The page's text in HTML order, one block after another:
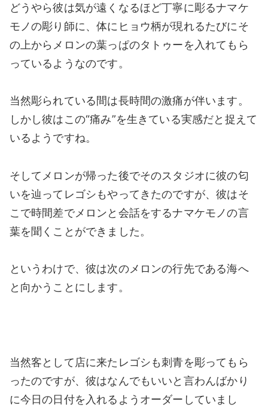
どうやら彼は気が遠くなるほど丁寧に彫るナマケ
モノの彫り師に、体にヒョウ柄が現れるたびにそ
の上からメロンの葉っぱのタトゥーを入れてもら
っているようなのです。
当然彫られている間は長時間の激痛が伴います。
しかし彼はこの“痛み”を生きている実感だと捉えて
いるようですね。
そしてメロンが帰った後でそのスタジオに彼の匂
いを辿ってレゴシもやってきたのですが、彼はそ
こで時間差でメロンと会話をするナマケモノの言
葉を聞くことができました。
というわけで、彼は次のメロンの行先である海へ
と向かうことにします。
当然客として店に来たレゴシも刺青を彫ってもら
ったのですが、彼はなんでもいいと言わんばかり
に今日の日付を入れるようオーダーしていまし